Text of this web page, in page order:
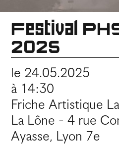
Festival
2025
le 24.05.2025
à 14:30
Friche Artistique
La Lône - 4 rue
Ayasse, Lyon 7e